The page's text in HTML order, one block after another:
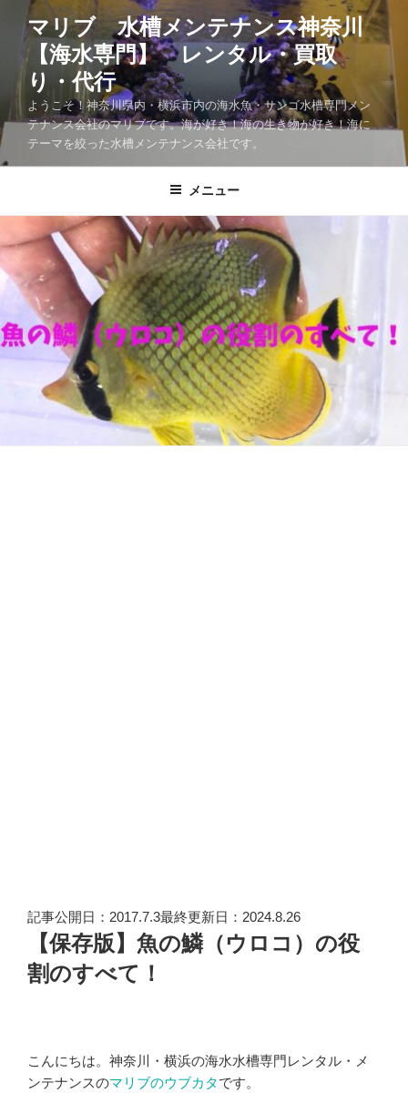
マリブ 水槽メンテナンス神奈川
【海水専門】 レンタル・買取
り・代行
ようこそ！神奈川県内・横浜市内の海水魚・サンゴ水槽専門メン
テナンス会社のマリブです。海が好き！海の生き物が好き！海に
テーマを絞った水槽メンテナンス会社です。
メニュー
記事公開日：2017.7.3最終更新日：2024.8.26
【保存版】魚の鱗（ウロコ）の役
割のすべて！
こんにちは。神奈川・横浜の海水水槽専門レンタル・メ
ンテナンスのマリブのウブカタです。